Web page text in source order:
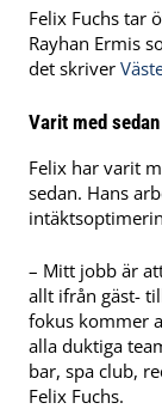
Felix Fuchs tar
Rayhan Ermis
det skriver
Varit med
Felix har varit
sedan. Hans
– Mitt jobb är
allt ifrån gäst-
fokus kommer
alla duktiga
bar, spa club,
Felix Fuchs.